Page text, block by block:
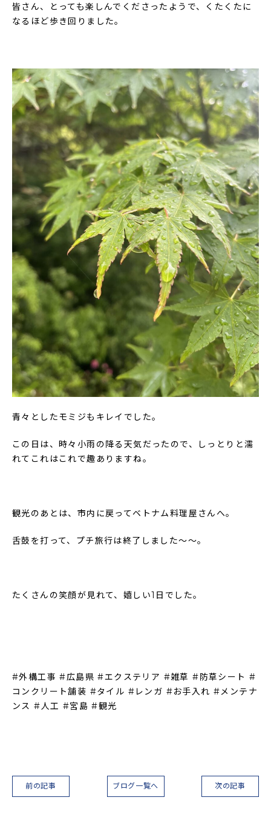
皆さん、とっても楽しんでくださったようで、くたくたに
なるほど歩き回りました。
青々としたモミジもキレイでした。
この日は、時々小雨の降る天気だったので、しっとりと濡
れてこれはこれで趣ありますね。
観光のあとは、市内に戻ってベトナム料理屋さんへ。
舌鼓を打って、プチ旅行は終了しました～～。
たくさんの笑顔が見れて、嬉しい1日でした。
#外構工事 #広島県 #エクステリア #雑草 #防草シート #
コンクリート舗装 #タイル #レンガ #お手入れ #メンテナ
ンス #人工 #宮島 #観光
前の記事 ブログ一覧へ 次の記事